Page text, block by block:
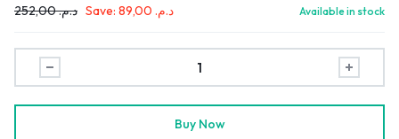
د.م.252,00 Save: د.م. Available in stock
Buy Now